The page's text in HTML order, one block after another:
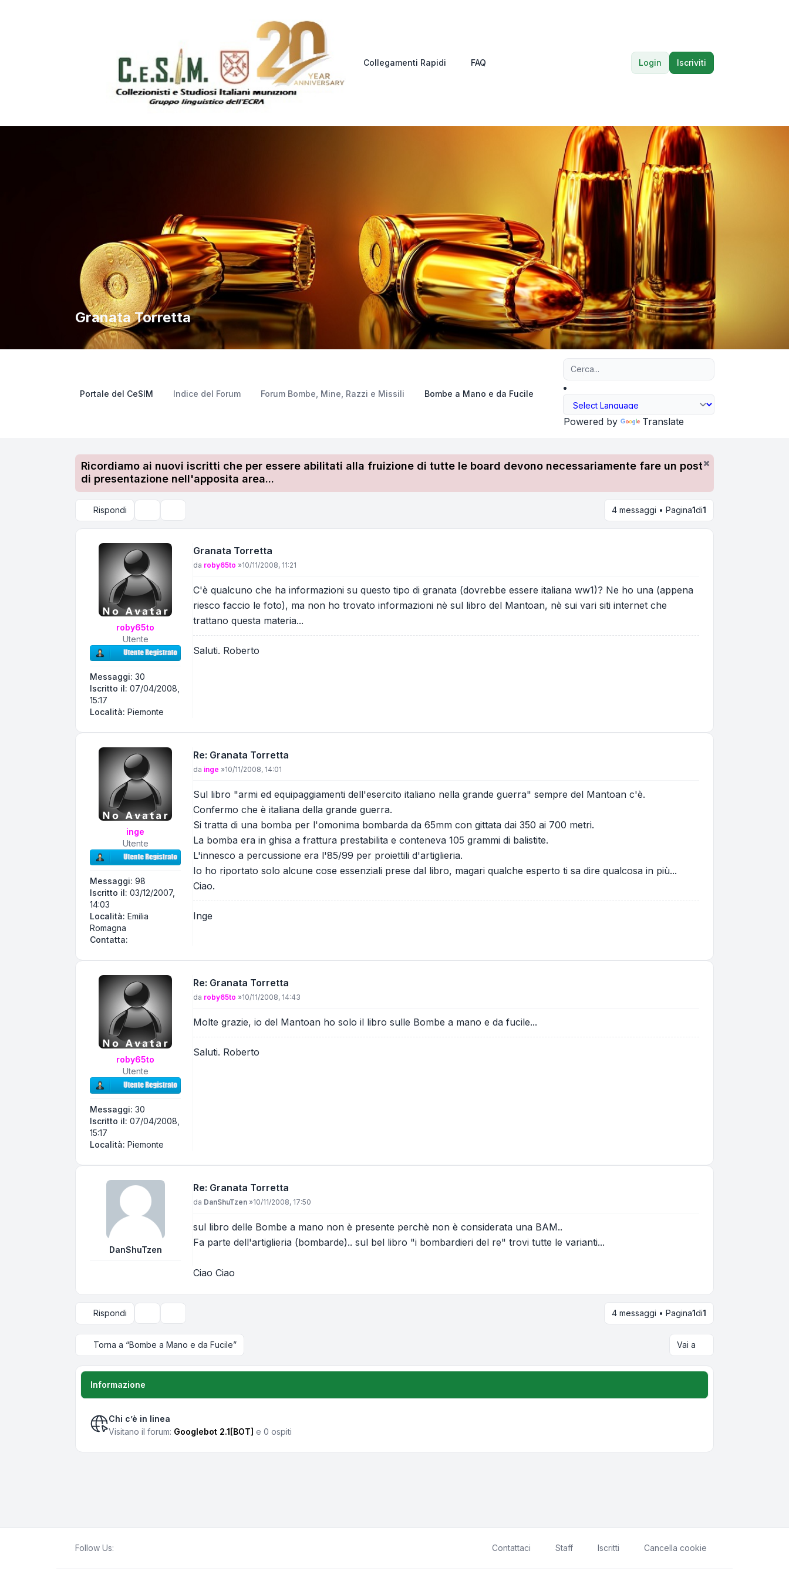
Collegamenti Rapidi FAQ Login Iscriviti
Granata Torretta
Portale del CeSIM Indice del Forum Forum Bombe, Mine, Razzi e Missili Bombe a Mano e da Fucile
Powered by Translate
Ricordiamo ai nuovi iscritti che per essere abilitati alla fruizione di tutte le board devono necessariamente fare un post
di presentazione nell'apposita area...
Rispondi 4 messaggi • Pagina1di1
roby65to
Utente
Messaggi: 30
Iscritto il: 07/04/2008,
15:17
Località: Piemonte
Granata Torretta
Messaggio
da roby65to »10/11/2008, 11:21
C'è qualcuno che ha informazioni su questo tipo di granata (dovrebbe essere italiana ww1)? Ne ho una (appena
riesco faccio le foto), ma non ho trovato informazioni nè sul libro del Mantoan, nè sui vari siti internet che
trattano questa materia...
Saluti. Roberto
inge
Utente
Messaggi: 98
Iscritto il: 03/12/2007,
14:03
Località: Emilia
Romagna
Contatta:
Re: Granata Torretta
Messaggio
da inge »10/11/2008, 14:01
Sul libro "armi ed equipaggiamenti dell'esercito italiano nella grande guerra" sempre del Mantoan c'è.
Confermo che è italiana della grande guerra.
Si tratta di una bomba per l'omonima bombarda da 65mm con gittata dai 350 ai 700 metri.
La bomba era in ghisa a frattura prestabilita e conteneva 105 grammi di balistite.
L'innesco a percussione era l'85/99 per proiettili d'artiglieria.
Io ho riportato solo alcune cose essenziali prese dal libro, magari qualche esperto ti sa dire qualcosa in più...
Ciao.
Inge
roby65to
Utente
Messaggi: 30
Iscritto il: 07/04/2008,
15:17
Località: Piemonte
Re: Granata Torretta
Messaggio
da roby65to »10/11/2008, 14:43
Molte grazie, io del Mantoan ho solo il libro sulle Bombe a mano e da fucile...
Saluti. Roberto
DanShuTzen
Re: Granata Torretta
Messaggio
da DanShuTzen »10/11/2008, 17:50
sul libro delle Bombe a mano non è presente perchè non è considerata una BAM..
Fa parte dell'artiglieria (bombarde).. sul bel libro "i bombardieri del re" trovi tutte le varianti...
Ciao Ciao
Rispondi 4 messaggi • Pagina1di1
Torna a “Bombe a Mano e da Fucile” Vai a
Informazione
Chi c’è in linea
Visitano il forum: Googlebot 2.1[BOT] e 0 ospiti
Follow Us: Contattaci Staff Iscritti Cancella cookie